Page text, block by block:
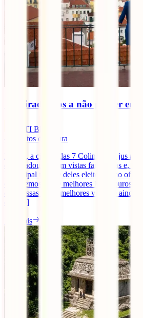
10 miradouros a não perder em
IATI Blog
minutos de leitura
Lisboa, a cidade das 7 Colinas, faz jus ao
de miradouros com vistas fantásticas e,
Municipal tem 19 deles eleitos como
escolhemos os 10 melhores Miradouros da
que possas ter as melhores vistas, e ainda,
que [...]
Ler mais